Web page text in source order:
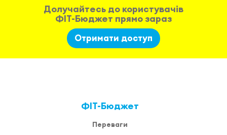
Відеоуроки
Увійти
Долучайтесь до користувачів
ФІТ-Бюджет прямо зараз
Отримати доступ
ФІТ-Бюджет
Переваги